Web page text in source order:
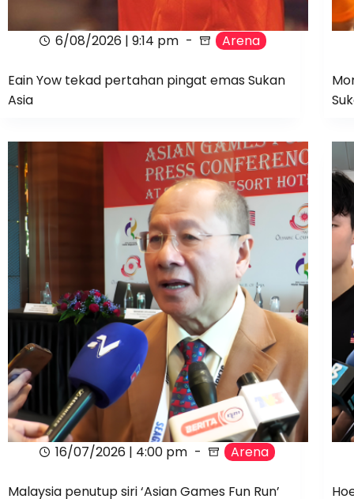
6/08/2026 | 9:14 pm Arena
Eain Yow tekad pertahan pingat emas Sukan
Asia
16/07/2026 | 4:00 pm Arena
Malaysia penutup siri ‘Asian Games Fun Run’